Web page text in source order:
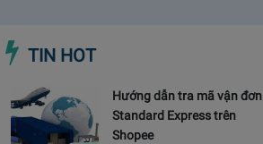
TIN HOT
Hướng dẫn tra mã vận đơn
Standard Express trên
Shopee